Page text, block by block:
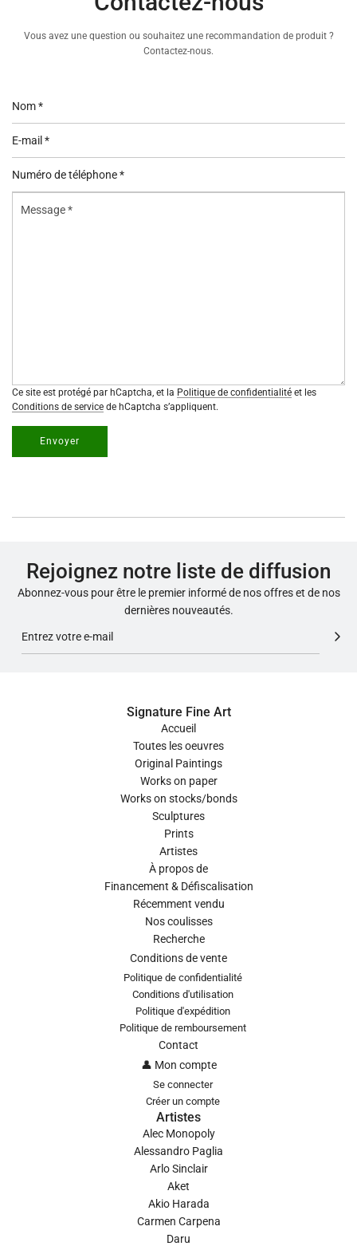
Vous avez une question ou souhaitez une recommandation de produit ?
Contactez-nous.
Ce site est protégé par hCaptcha, et la Politique de confidentialité et les
Conditions de service de hCaptcha s’appliquent.
Envoyer
Rejoignez notre liste de diffusion
Abonnez-vous pour être le premier informé de nos offres et de nos
dernières nouveautés.
Signature Fine Art
Accueil
Toutes les oeuvres
Original Paintings
Works on paper
Works on stocks/bonds
Sculptures
Prints
Artistes
À propos de
Financement & Défiscalisation
Récemment vendu
Nos coulisses
Recherche
Conditions de vente
Politique de confidentialité
Conditions d'utilisation
Politique d'expédition
Politique de remboursement
Contact
👤 Mon compte
Se connecter
Créer un compte
Artistes
Alec Monopoly
Alessandro Paglia
Arlo Sinclair
Aket
Akio Harada
Carmen Carpena
Daru